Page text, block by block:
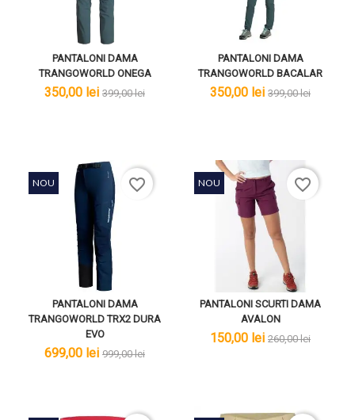
PANTALONI DAMA
TRANGOWORLD ONEGA
lei
350,00 lei lei
399,00 lei
PANTALONI DAMA
TRANGOWORLD BACALAR
lei
350,00 lei lei
399,00 lei
PANTALONI DAMA
TRANGOWORLD TRX2 DURA
EVO
lei
699,00 lei lei
999,00 lei
NOU favorite_border
PANTALONI SCURTI DAMA
AVALON
lei
150,00 lei lei
260,00 lei
NOU favorite_border